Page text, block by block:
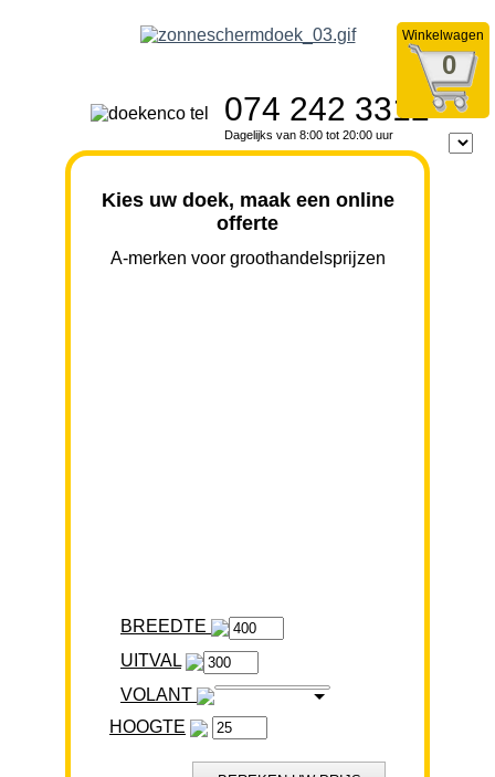
Winkelwagen
0
074 242 3312
Dagelijks van 8:00 tot 20:00 uur
Kies uw doek, maak een online
offerte
A-merken voor groothandelsprijzen
BREEDTE
VOLANT
HOOGTE